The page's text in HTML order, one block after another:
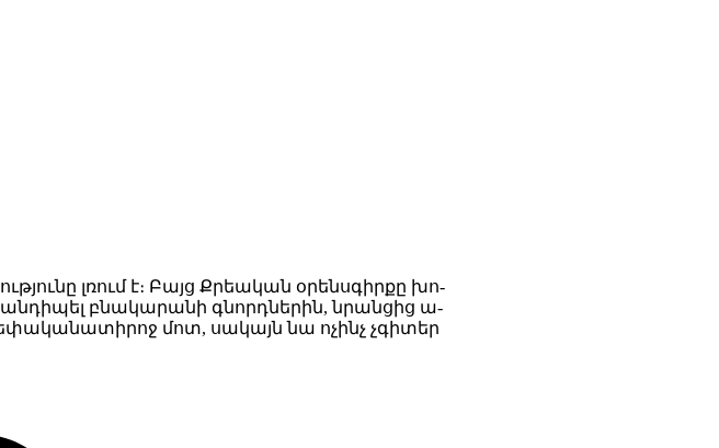
լռում է։ Բայց Քրեական օրենսգիրքը խո-
բնակարանի գնորդներին, նրանցից ա-
մոտ, սակայն նա ոչինչ չգիտեր